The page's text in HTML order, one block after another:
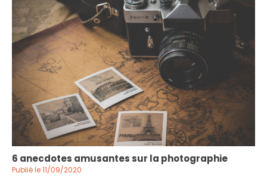
6 anecdotes amusantes sur la photographie
Publié le 11/09/2020